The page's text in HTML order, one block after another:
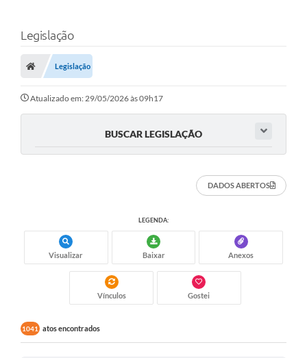
Legislação
Legislação
Atualizado em: 29/05/2026 às 09h17
BUSCAR LEGISLAÇÃO
DADOS ABERTOS
LEGENDA:
Visualizar Baixar Anexos
Vínculos Gostei
1041 atos encontrados